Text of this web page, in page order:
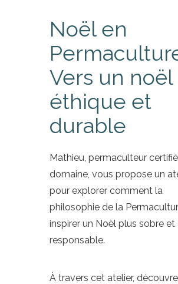
Noël en
Vers un noël
éthique et
durable
Mathieu, permaculteur certifié
domaine, vous propose un
pour explorer comment la
philosophie de la
inspirer un Noël plus sobre
responsable.
À travers cet atelier,